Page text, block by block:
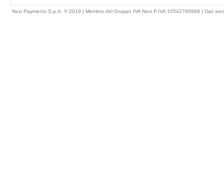
Nexi Payments S.p.A. © 2019 | Membro del Gruppo IVA Nexi P.IVA 10542790968 | Dati